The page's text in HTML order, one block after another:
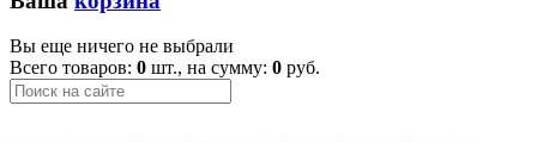
Вы еще ничего не выбрали
Всего товаров: 0 шт., на сумму: 0 руб.